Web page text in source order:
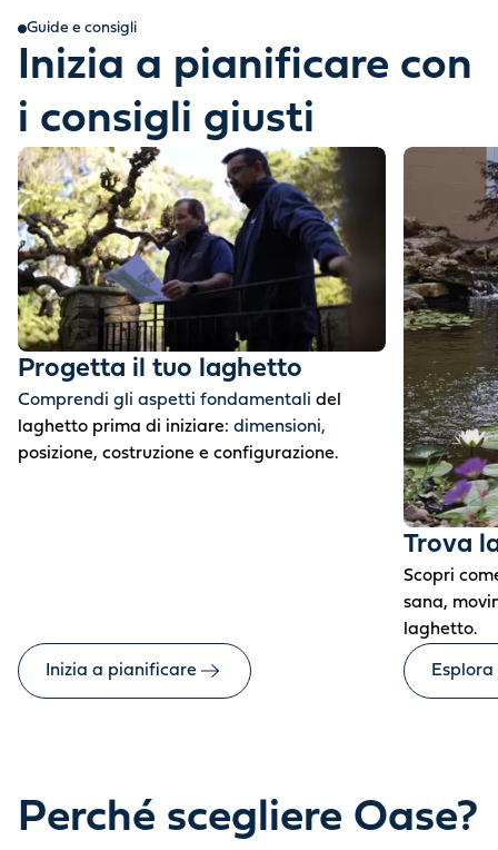
Guide e consigli
Inizia a pianificare con
i consigli giusti
Progetta il tuo laghetto
Comprendi gli aspetti fondamentali del
laghetto prima di iniziare: dimensioni,
posizione, costruzione e configurazione.
Inizia a pianificare
Trova
Scopri
sana,
laghetto.
Perché scegliere Oase?